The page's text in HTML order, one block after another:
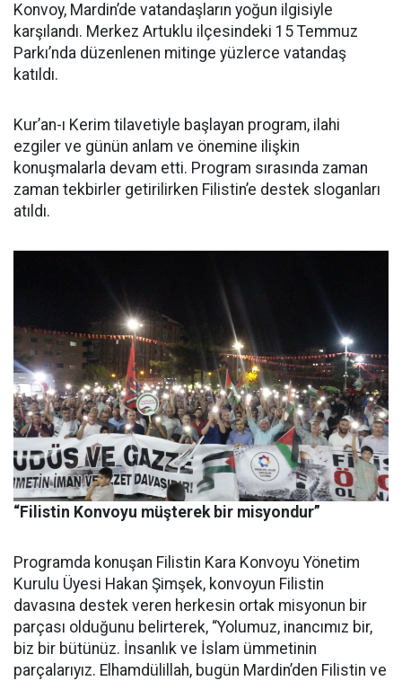
Konvoy, Mardin’de vatandaşların yoğun ilgisiyle
karşılandı. Merkez Artuklu ilçesindeki 15 Temmuz
Parkı’nda düzenlenen mitinge yüzlerce vatandaş
katıldı.
Kur’an-ı Kerim tilavetiyle başlayan program, ilahi
ezgiler ve günün anlam ve önemine ilişkin
konuşmalarla devam etti. Program sırasında zaman
zaman tekbirler getirilirken Filistin’e destek sloganları
atıldı.
“Filistin Konvoyu müşterek bir misyondur”
Programda konuşan Filistin Kara Konvoyu Yönetim
Kurulu Üyesi Hakan Şimşek, konvoyun Filistin
davasına destek veren herkesin ortak misyonun bir
parçası olduğunu belirterek, “Yolumuz, inancımız bir,
biz bir bütünüz. İnsanlık ve İslam ümmetinin
parçalarıyız. Elhamdülillah, bugün Mardin’den Filistin ve